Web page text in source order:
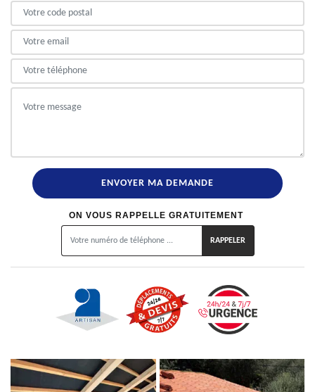
ON VOUS RAPPELLE GRATUITEMENT